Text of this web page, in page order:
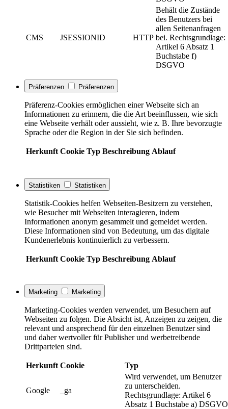
CMS JSESSIONID HTTP
Behält die Zustände
des Benutzers bei
allen Seitenanfragen
bei. Rechtsgrundlage:
Artikel 6 Absatz 1
Buchstabe f)
DSGVO
Präferenzen Präferenzen
Präferenz-Cookies ermöglichen einer Webseite sich an
Informationen zu erinnern, die die Art beeinflussen, wie sich
eine Webseite verhält oder aussieht, wie z. B. Ihre bevorzugte
Sprache oder die Region in der Sie sich befinden.
Herkunft Cookie Typ Beschreibung Ablauf
Statistiken Statistiken
Statistik-Cookies helfen Webseiten-Besitzern zu verstehen,
wie Besucher mit Webseiten interagieren, indem
Informationen anonym gesammelt und gemeldet werden.
Diese Informationen sind von Bedeutung, um das digitale
Kundenerlebnis kontinuierlich zu verbessern.
Herkunft Cookie Typ Beschreibung Ablauf
Marketing Marketing
Marketing-Cookies werden verwendet, um Besuchern auf
Webseiten zu folgen. Die Absicht ist, Anzeigen zu zeigen, die
relevant und ansprechend für den einzelnen Benutzer sind
und daher wertvoller für Publisher und werbetreibende
Drittparteien sind.
Herkunft Cookie Typ
Google _ga
Wird verwendet, um Benutzer
zu unterscheiden.
Rechtsgrundlage: Artikel 6
Absatz 1 Buchstabe a) DSGVO